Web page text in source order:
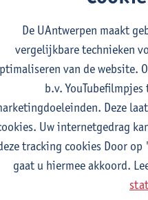
Sociologie
2E SEM
studiepunten
- NNB
Arbeid
opleidingsonderdelen uit deze
De UAntwerpen maakt
vergelijkbare technieken
van de website.
b.v.
Deze
Uw internetgedrag
tracking cookies Door
gaat u hiermee akkoord.